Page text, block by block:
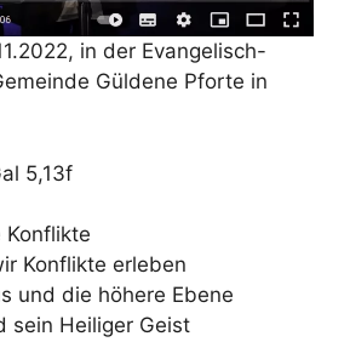
in der Evangelisch-
Güldene Pforte in
5,13f
Konflikte
Konflikte erleben
und die höhere Ebene
sein Heiliger Geist